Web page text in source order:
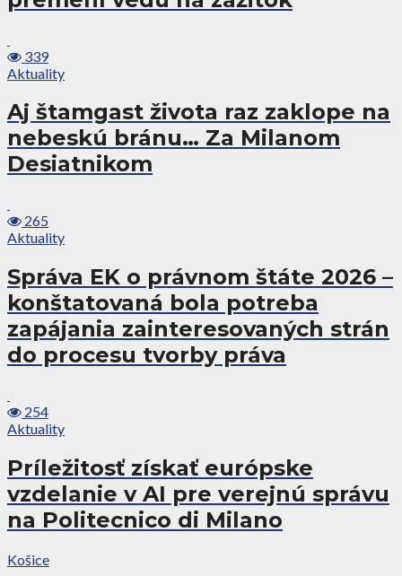
339
Aktuality
Aj štamgast života raz zaklope na
nebeskú bránu… Za Milanom
Desiatnikom
265
Aktuality
Správa EK o právnom štáte 2026 –
konštatovaná bola potreba
zapájania zainteresovaných strán
do procesu tvorby práva
254
Aktuality
Príležitosť získať európske
vzdelanie v AI pre verejnú správu
na Politecnico di Milano
Košice